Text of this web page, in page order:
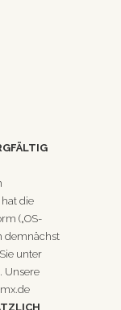
die
(„OS-
demnächst
unter
. Unsere